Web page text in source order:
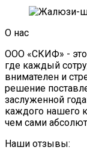
О нас
ООО «СКИФ» -
где каждый
внимателен и
решение
заслуженной
каждого нашего
чем сами
Наши отзывы: